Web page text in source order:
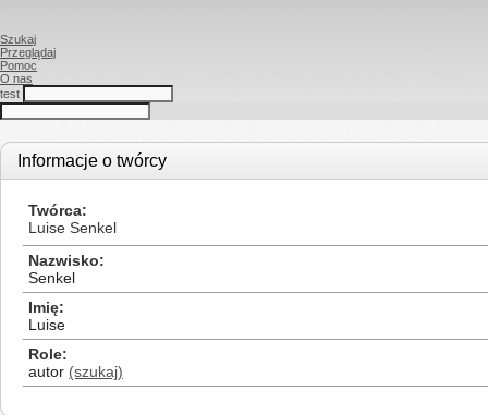
Szukaj
Przeglądaj
Pomoc
O nas
test
Informacje o twórcy
Twórca
Luise Senkel
Nazwisko
Senkel
Imię
Luise
Role
autor (szukaj)